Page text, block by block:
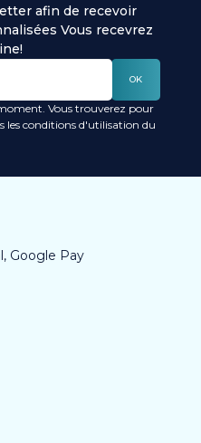
afin de recevoir
Vous recevrez
OK
Vous trouverez pour
les conditions d'utilisation du
Google Pay